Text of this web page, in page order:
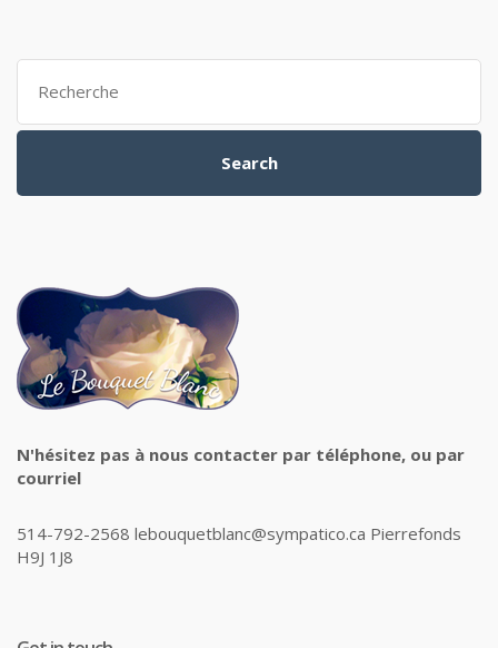
Search
for:
Search
N'hésitez pas à nous contacter par téléphone, ou par
courriel
514-792-2568 lebouquetblanc@sympatico.ca Pierrefonds
H9J 1J8